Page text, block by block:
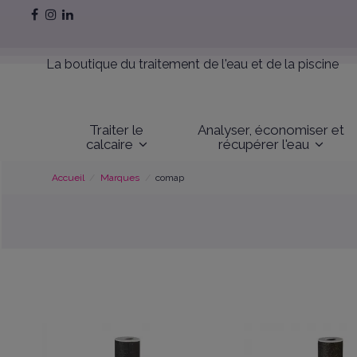
La boutique du traitement de l'eau et de la piscine
Traiter le
calcaire
Analyser, économiser et
récupérer l'eau
Accueil Marques comap